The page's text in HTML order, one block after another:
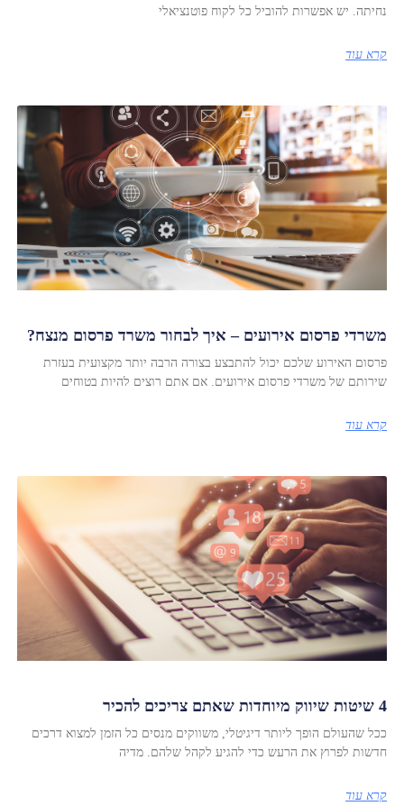
נחיתה. יש אפשרות להוביל כל לקוח פוטנציאלי
קרא עוד
משרדי פרסום אירועים – איך לבחור משרד פרסום מנצח?
פרסום האירוע שלכם יכול להתבצע בצורה הרבה יותר מקצועית בעזרת
שירותם של משרדי פרסום אירועים. אם אתם רוצים להיות בטוחים
קרא עוד
4 שיטות שיווק מיוחדות שאתם צריכים להכיר
ככל שהעולם הופך ליותר דיגיטלי, משווקים מנסים כל הזמן למצוא דרכים
חדשות לפרוץ את הרעש כדי להגיע לקהל שלהם. מדיה
קרא עוד